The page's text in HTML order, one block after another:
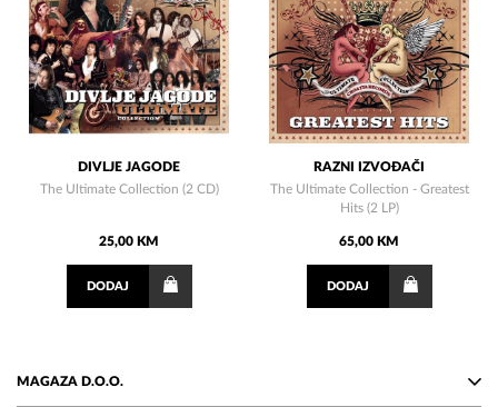
DIVLJE JAGODE
The Ultimate Collection (2 CD)
25,00 KM
DODAJ
RAZNI IZVOĐAČI
The Ultimate Collection - Greatest
Hits (2 LP)
65,00 KM
DODAJ
MAGAZA D.O.O.